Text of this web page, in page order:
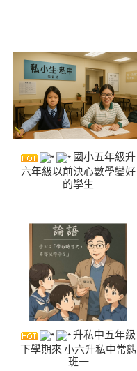
國小五年級升
六年級以前決心數學變好
的學生
升私中五年級
下學期來 小六升私中常態
班一